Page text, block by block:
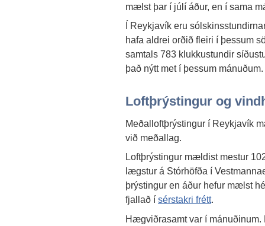
mælst þar í júlí áður, en í sama
Í Reykjavík eru
hafa aldrei orðið fleiri í þessum
samtals 783 klukkustundir
það nýtt met í þessum mánuðum.
Loftþrýstingur og
Meðalloftþrýstingur í Reykjavík
við meðallag.
Loftþrýstingur mældist mestur
lægstur á Stórhöfða í
þrýstingur en áður hefur mælst
fjallað í sérstakri frétt.
Hægviðrasamt var í mánuðinum.